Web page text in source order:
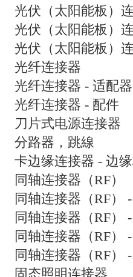
光伏（太阳能板）
光伏（太阳能板）
光伏（太阳能板）
光纤连接器
光纤连接器 - 适配器
光纤连接器 - 配件
刀片式电源连接器
分路器，跳線
卡边缘连接器 - 边
同轴连接器（RF）
同轴连接器（RF）
同轴连接器（RF）
同轴连接器（RF）
同轴连接器（RF）
固态照明连接器